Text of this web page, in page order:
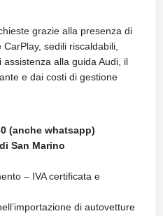
grazie alla presenza di
sedili riscaldabili,
alla guida Audi, il
e dai costi di gestione
(anche whatsapp)
San Marino
– IVA certificata e
di autovetture